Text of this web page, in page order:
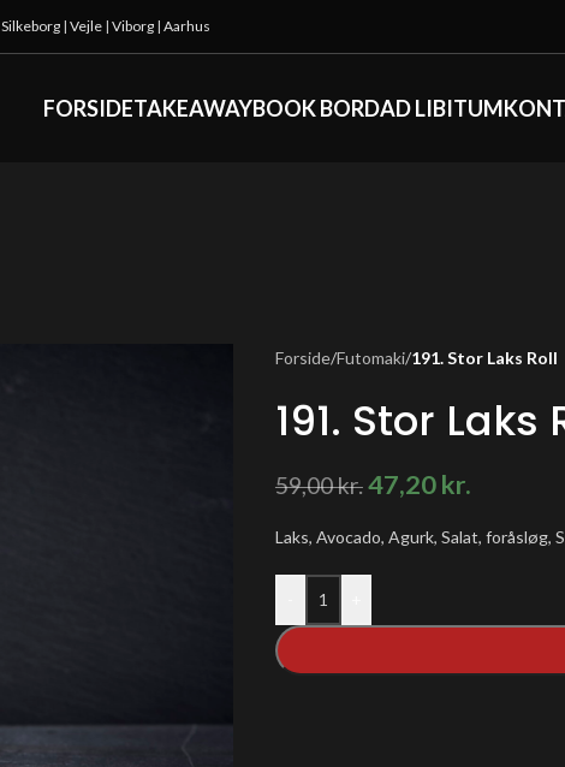
Silkeborg | Vejle | Viborg | Aarhus
FORSIDETAKEAWAYBOOK BORDAD LIBITUM
Forside/Futomaki/191. Stor Laks Roll
191. Stor Laks
59,00kr.47,20kr.
Laks, Avocado, Agurk, Salat, foråsløg,